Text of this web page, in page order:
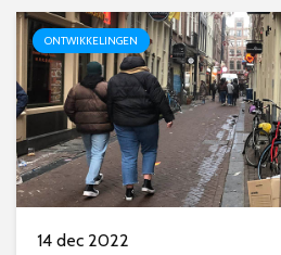
ONTWIKKELINGEN
14 dec 2022